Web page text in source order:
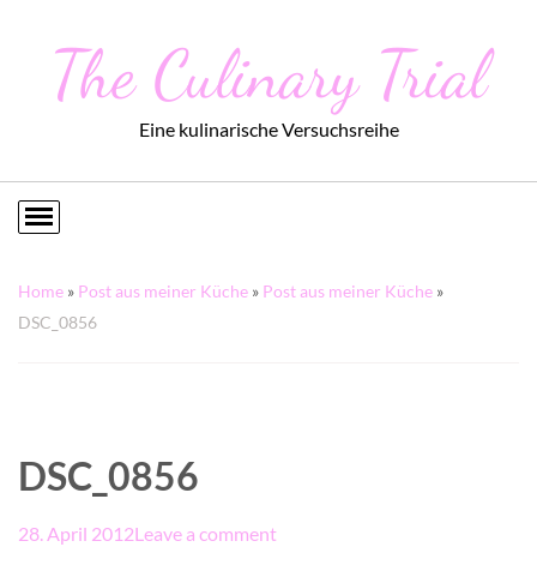
The Culinary Trial
Eine kulinarische Versuchsreihe
Home » Post aus meiner Küche » Post aus meiner Küche »
DSC_0856
DSC_0856
28. April 2012Leave a comment